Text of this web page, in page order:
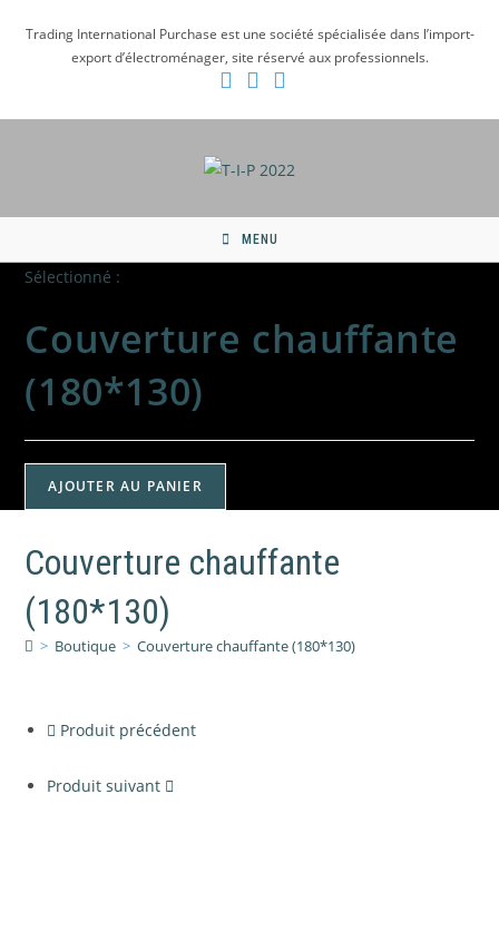
Trading International Purchase est une société spécialisée dans l’import-
export d’électroménager, site réservé aux professionnels.
MENU
Sélectionné :
Couverture chauffante
(180*130)
chauffante
AJOUTER AU PANIER
Couverture chauffante
(180*130)
> Boutique > Couverture chauffante (180*130)
Produit précédent
Produit suivant